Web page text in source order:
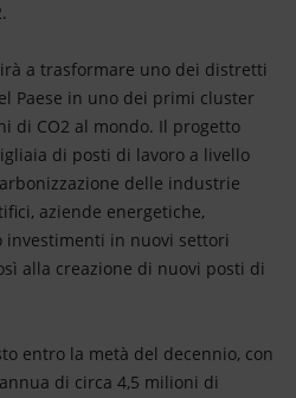
a trasformare uno dei distretti
Paese in uno dei primi cluster
di CO2 al mondo. Il progetto
di posti di lavoro a livello
delle industrie
aziende energetiche,
in nuovi settori
alla creazione di nuovi posti di
entro la metà del decennio, con
di circa 4,5 milioni di